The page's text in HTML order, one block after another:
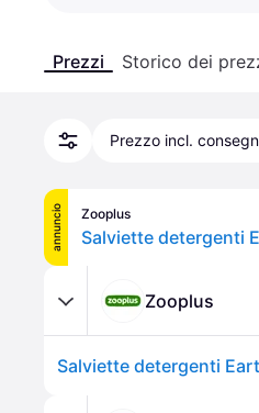
Prezzi Storico dei
Prezzo incl.
annuncio Zooplus
Salviette detergenti
Zooplus
Salviette detergenti